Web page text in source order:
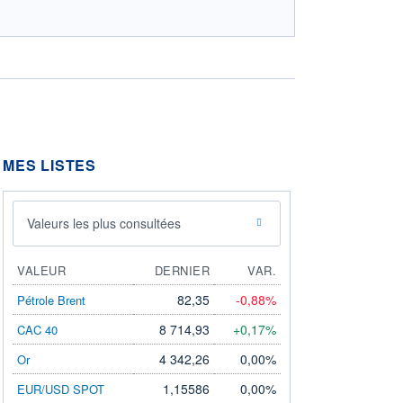
MES LISTES
Valeurs les plus consultées
VALEUR DERNIER
VAR.
Pétrole Brent
82,35 -0,88%
CAC 40 8 714,93 +0,17%
Or 4 342,26 0,00%
EUR/USD SPOT 1,15586 0,00%